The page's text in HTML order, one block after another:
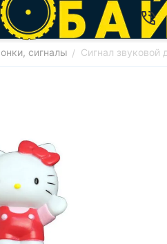
сигналы / Сигнал